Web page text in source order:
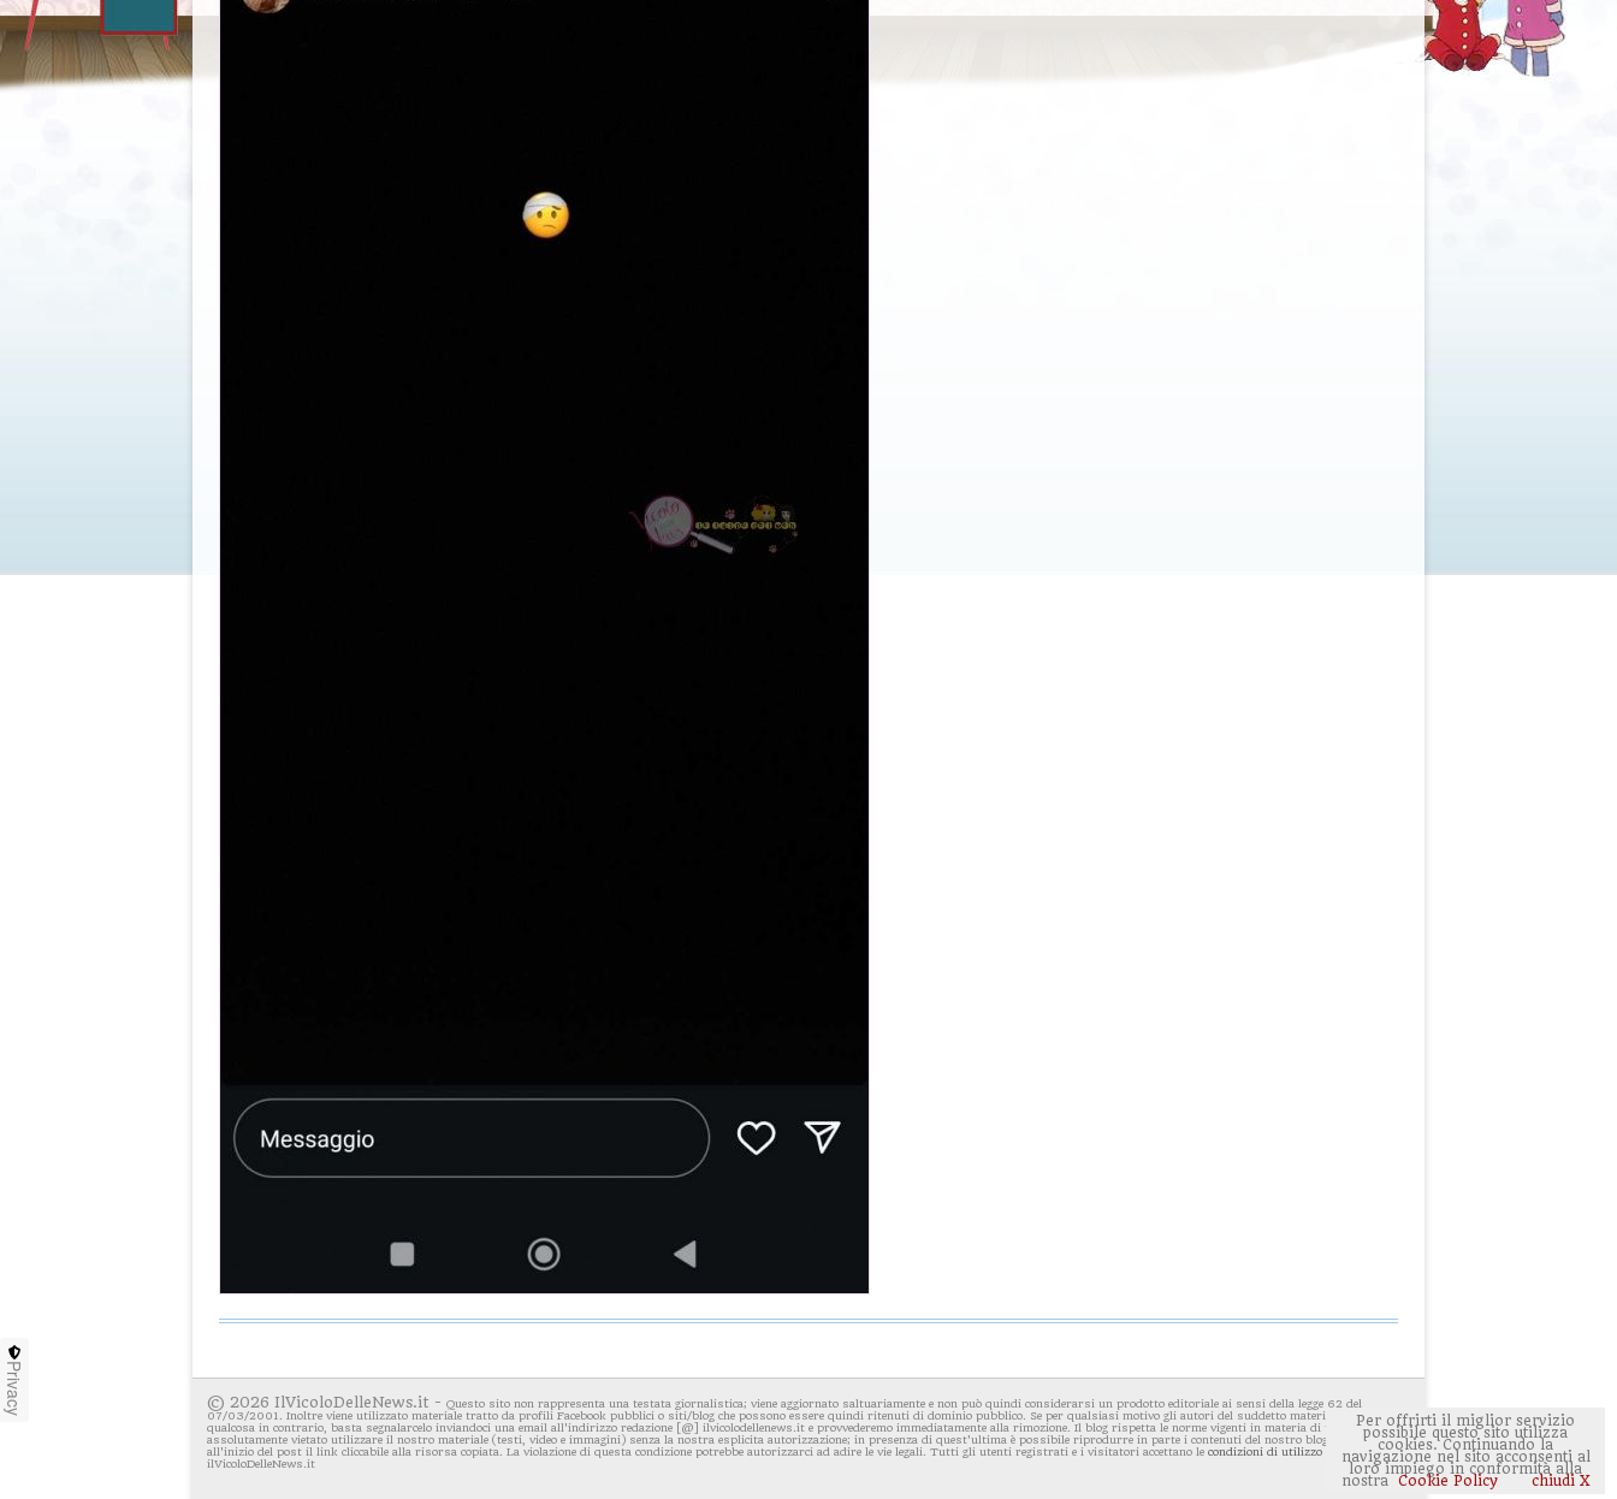
© 2026 IlVicoloDelleNews.it - Questo sito non rappresenta una testata giornalistica; viene aggiornato saltuariamente e non può quindi considerarsi un prodotto editoriale ai sensi della legge 62 del
07/03/2001. Inoltre viene utilizzato materiale tratto da profili Facebook pubblici o siti/blog che possono essere quindi ritenuti di dominio pubblico. Se per qualsiasi motivo gli autori del suddetto materiale avessero
qualcosa in contrario, basta segnalarcelo inviandoci una email all'indirizzo redazione [@] ilvicolodellenews.it e provvederemo immediatamente alla rimozione. Il blog rispetta le norme vigenti in materia di privacy. E'
assolutamente vietato utilizzare il nostro materiale (testi, video e immagini) senza la nostra esplicita autorizzazione; in presenza di quest'ultima è possibile riprodurre in parte i contenuti del nostro blog ponendo
all'inizio del post il link cliccabile alla risorsa copiata. La violazione di questa condizione potrebbe autorizzarci ad adire le vie legali. Tutti gli utenti registrati e i visitatori accettano le condizioni di utilizzo del sito
ilVicoloDelleNews.it
Per offrirti il miglior servizio
possibile questo sito utilizza
cookies. Continuando la
navigazione nel sito acconsenti al
loro impiego in conformità alla
nostra Cookie Policy chiudi X
Privacy